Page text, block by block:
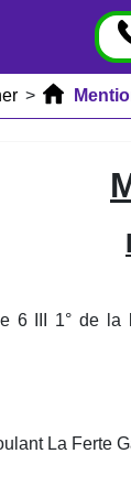
>
6 III 1° de
La Ferte